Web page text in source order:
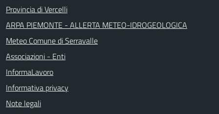
Provincia di Vercelli
ARPA PIEMONTE - ALLERTA METEO-IDROGEOLOGICA
Meteo Comune di Serravalle
Associazioni - Enti
InformaLavoro
Informativa privacy
Note legali